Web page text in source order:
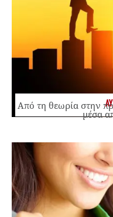
Από τη θεωρία στην
μέσα